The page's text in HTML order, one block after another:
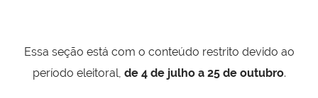
Essa seção está com o conteúdo restrito devido ao
período eleitoral, de 4 de julho a 25 de outubro.